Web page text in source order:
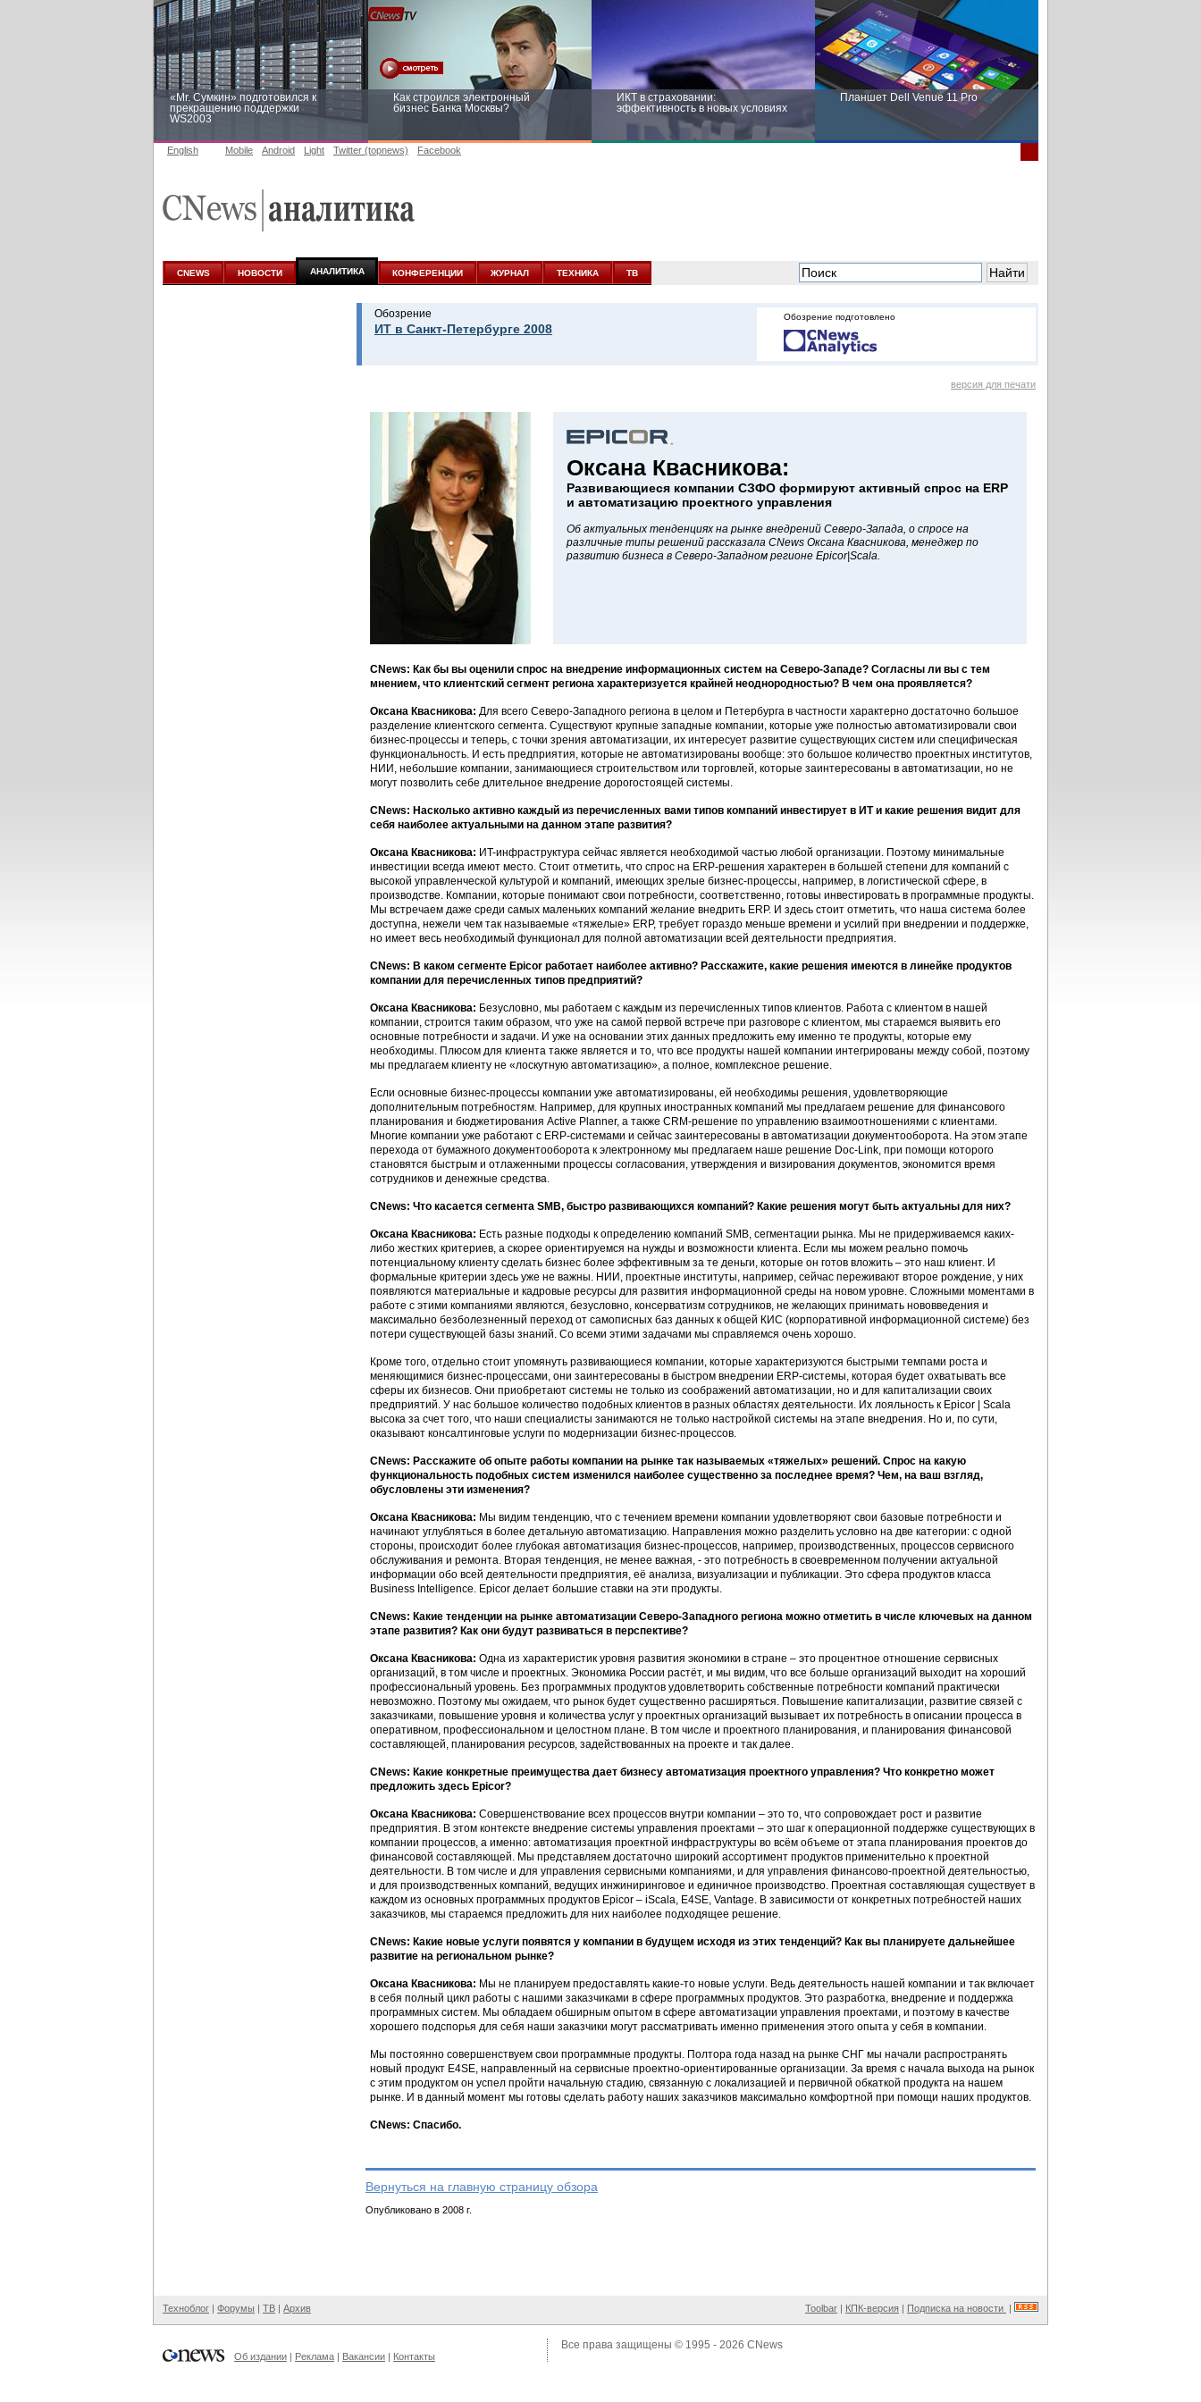
«Mr. Сумкин» подготовился к
прекращению поддержки
WS2003
Как строился электронный
бизнес Банка Москвы?
ИКТ в страховании:
эффективность в новых условиях
Планшет Dell Venue 11 Pro
аналитике
новых условиях
English Mobile Android Light Twitter (topnews) Facebook
CNEWS НОВОСТИ АНАЛИТИКА КОНФЕРЕНЦИИ ЖУРНАЛ ТЕХНИКА ТВ
Обозрение
ИТ в Санкт-Петербурге 2008
Обозрение подготовлено
версия для печати
Оксана Квасникова:
Развивающиеся компании СЗФО формируют активный спрос на ERP
и автоматизацию проектного управления
Об актуальных тенденциях на рынке внедрений Северо-Запада, о спросе на
различные типы решений рассказала CNews Оксана Квасникова, менеджер по
развитию бизнеса в Северо-Западном регионе Epicor|Scala.
CNews: Как бы вы оценили спрос на внедрение информационных систем на Северо-Западе? Согласны ли вы с тем
мнением, что клиентский сегмент региона характеризуется крайней неоднородностью? В чем она проявляется?
Оксана Квасникова: Для всего Северо-Западного региона в целом и Петербурга в частности характерно достаточно большое
разделение клиентского сегмента. Существуют крупные западные компании, которые уже полностью автоматизировали свои
бизнес-процессы и теперь, с точки зрения автоматизации, их интересует развитие существующих систем или специфическая
функциональность. И есть предприятия, которые не автоматизированы вообще: это большое количество проектных институтов,
НИИ, небольшие компании, занимающиеся строительством или торговлей, которые заинтересованы в автоматизации, но не
могут позволить себе длительное внедрение дорогостоящей системы.
CNews: Насколько активно каждый из перечисленных вами типов компаний инвестирует в ИТ и какие решения видит для
себя наиболее актуальными на данном этапе развития?
Оксана Квасникова: ИT-инфраструктура сейчас является необходимой частью любой организации. Поэтому минимальные
инвестиции всегда имеют место. Стоит отметить, что спрос на ERP-решения характерен в большей степени для компаний с
высокой управленческой культурой и компаний, имеющих зрелые бизнес-процессы, например, в логистической сфере, в
производстве. Компании, которые понимают свои потребности, соответственно, готовы инвестировать в программные продукты.
Мы встречаем даже среди самых маленьких компаний желание внедрить ERP. И здесь стоит отметить, что наша система более
доступна, нежели чем так называемые «тяжелые» ERP, требует гораздо меньше времени и усилий при внедрении и поддержке,
но имеет весь необходимый функционал для полной автоматизации всей деятельности предприятия.
CNews: В каком сегменте Epicor работает наиболее активно? Расскажите, какие решения имеются в линейке продуктов
компании для перечисленных типов предприятий?
Оксана Квасникова: Безусловно, мы работаем с каждым из перечисленных типов клиентов. Работа с клиентом в нашей
компании, строится таким образом, что уже на самой первой встрече при разговоре с клиентом, мы стараемся выявить его
основные потребности и задачи. И уже на основании этих данных предложить ему именно те продукты, которые ему
необходимы. Плюсом для клиента также является и то, что все продукты нашей компании интегрированы между собой, поэтому
мы предлагаем клиенту не «лоскутную автоматизацию», а полное, комплексное решение.
Если основные бизнес-процессы компании уже автоматизированы, ей необходимы решения, удовлетворяющие
дополнительным потребностям. Например, для крупных иностранных компаний мы предлагаем решение для финансового
планирования и бюджетирования Active Planner, а также CRM-решение по управлению взаимоотношениями с клиентами.
Многие компании уже работают с ERP-системами и сейчас заинтересованы в автоматизации документооборота. На этом этапе
перехода от бумажного документооборота к электронному мы предлагаем наше решение Doc-Link, при помощи которого
становятся быстрым и отлаженными процессы согласования, утверждения и визирования документов, экономится время
сотрудников и денежные средства.
CNews: Что касается сегмента SMB, быстро развивающихся компаний? Какие решения могут быть актуальны для них?
Оксана Квасникова: Есть разные подходы к определению компаний SMB, сегментации рынка. Мы не придерживаемся каких-
либо жестких критериев, а скорее ориентируемся на нужды и возможности клиента. Если мы можем реально помочь
потенциальному клиенту сделать бизнес более эффективным за те деньги, которые он готов вложить – это наш клиент. И
формальные критерии здесь уже не важны. НИИ, проектные институты, например, сейчас переживают второе рождение, у них
появляются материальные и кадровые ресурсы для развития информационной среды на новом уровне. Сложными моментами в
работе с этими компаниями являются, безусловно, консерватизм сотрудников, не желающих принимать нововведения и
максимально безболезненный переход от самописных баз данных к общей КИС (корпоративной информационной системе) без
потери существующей базы знаний. Со всеми этими задачами мы справляемся очень хорошо.
Кроме того, отдельно стоит упомянуть развивающиеся компании, которые характеризуются быстрыми темпами роста и
меняющимися бизнес-процессами, они заинтересованы в быстром внедрении ERP-системы, которая будет охватывать все
сферы их бизнесов. Они приобретают системы не только из соображений автоматизации, но и для капитализации своих
предприятий. У нас большое количество подобных клиентов в разных областях деятельности. Их лояльность к Epicor | Scala
высока за счет того, что наши специалисты занимаются не только настройкой системы на этапе внедрения. Но и, по сути,
оказывают консалтинговые услуги по модернизации бизнес-процессов.
CNews: Расскажите об опыте работы компании на рынке так называемых «тяжелых» решений. Спрос на какую
функциональность подобных систем изменился наиболее существенно за последнее время? Чем, на ваш взгляд,
обусловлены эти изменения?
Оксана Квасникова: Мы видим тенденцию, что с течением времени компании удовлетворяют свои базовые потребности и
начинают углубляться в более детальную автоматизацию. Направления можно разделить условно на две категории: с одной
стороны, происходит более глубокая автоматизация бизнес-процессов, например, производственных, процессов сервисного
обслуживания и ремонта. Вторая тенденция, не менее важная, - это потребность в своевременном получении актуальной
информации обо всей деятельности предприятия, её анализа, визуализации и публикации. Это сфера продуктов класса
Business Intelligence. Epicor делает большие ставки на эти продукты.
CNews: Какие тенденции на рынке автоматизации Северо-Западного региона можно отметить в числе ключевых на данном
этапе развития? Как они будут развиваться в перспективе?
Оксана Квасникова: Одна из характеристик уровня развития экономики в стране – это процентное отношение сервисных
организаций, в том числе и проектных. Экономика России растёт, и мы видим, что все больше организаций выходит на хороший
профессиональный уровень. Без программных продуктов удовлетворить собственные потребности компаний практически
невозможно. Поэтому мы ожидаем, что рынок будет существенно расширяться. Повышение капитализации, развитие связей с
заказчиками, повышение уровня и количества услуг у проектных организаций вызывает их потребность в описании процесса в
оперативном, профессиональном и целостном плане. В том числе и проектного планирования, и планирования финансовой
составляющей, планирования ресурсов, задействованных на проекте и так далее.
CNews: Какие конкретные преимущества дает бизнесу автоматизация проектного управления? Что конкретно может
предложить здесь Epicor?
Оксана Квасникова: Совершенствование всех процессов внутри компании – это то, что сопровождает рост и развитие
предприятия. В этом контексте внедрение системы управления проектами – это шаг к операционной поддержке существующих в
компании процессов, а именно: автоматизация проектной инфраструктуры во всём объеме от этапа планирования проектов до
финансовой составляющей. Мы представляем достаточно широкий ассортимент продуктов применительно к проектной
деятельности. В том числе и для управления сервисными компаниями, и для управления финансово-проектной деятельностью,
и для производственных компаний, ведущих инжиниринговое и единичное производство. Проектная составляющая существует в
каждом из основных программных продуктов Epicor – iScala, E4SE, Vantage. В зависимости от конкретных потребностей наших
заказчиков, мы стараемся предложить для них наиболее подходящее решение.
CNews: Какие новые услуги появятся у компании в будущем исходя из этих тенденций? Как вы планируете дальнейшее
развитие на региональном рынке?
Оксана Квасникова: Мы не планируем предоставлять какие-то новые услуги. Ведь деятельность нашей компании и так включает
в себя полный цикл работы с нашими заказчиками в сфере программных продуктов. Это разработка, внедрение и поддержка
программных систем. Мы обладаем обширным опытом в сфере автоматизации управления проектами, и поэтому в качестве
хорошего подспорья для себя наши заказчики могут рассматривать именно применения этого опыта у себя в компании.
Мы постоянно совершенствуем свои программные продукты. Полтора года назад на рынке СНГ мы начали распространять
новый продукт E4SE, направленный на сервисные проектно-ориентированные организации. За время с начала выхода на рынок
с этим продуктом он успел пройти начальную стадию, связанную с локализацией и первичной обкаткой продукта на нашем
рынке. И в данный момент мы готовы сделать работу наших заказчиков максимально комфортной при помощи наших продуктов.
CNews: Спасибо.
Вернуться на главную страницу обзора
Опубликовано в 2008 г.
Техноблог | Форумы | ТВ | Архив Toolbar | КПК-версия | Подписка на новости |
Об издании | Реклама | Вакансии | Контакты
Все права защищены © 1995 - 2026 CNews